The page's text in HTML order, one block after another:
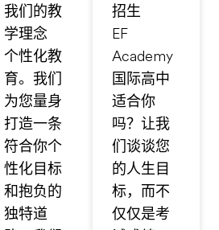
我们的教
学理念
个性化教
育。我们
为您量身
打造一条
符合你个
性化目标
和抱负的
独特道
招生
EF
Academy
国际高中
适合你
吗？让我
们谈谈您
的人生目
标，而不
仅仅是考